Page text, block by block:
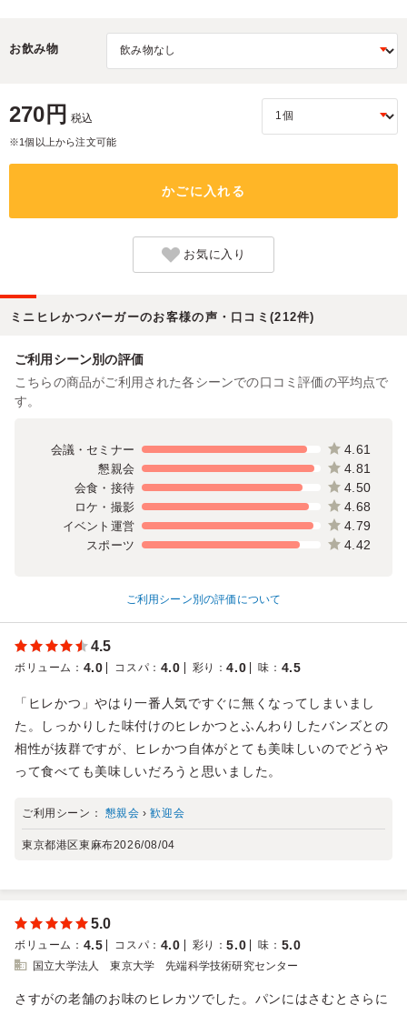
お飲み物
270円 税込
※1個以上から注文可能
かごに入れる
お気に入り
ミニヒレかつバーガーのお客様の声・口コミ(212件)
ご利用シーン別の評価
こちらの商品がご利用された各シーンでの口コミ評価の平均点で
す。
会議・セミナー 4.61
懇親会 4.81
会食・接待 4.50
ロケ・撮影 4.68
イベント運営 4.79
スポーツ 4.42
ご利用シーン別の評価について
4.5
ボリューム ： 4.0 コスパ ： 4.0 彩り ：4.0 味 ： 4.5
「ヒレかつ」やはり一番人気ですぐに無くなってしまいまし
た。しっかりした味付けのヒレかつとふんわりしたバンズとの
相性が抜群ですが、ヒレかつ自体がとても美味しいのでどうや
って食べても美味しいだろうと思いました。
ご利用シーン： 懇親会 ›歓迎会
東京都港区東麻布2026/08/04
5.0
ボリューム ： 4.5 コスパ ： 4.0 彩り ：5.0 味 ： 5.0
国立大学法人 東京大学 先端科学技術研究センター
さすがの老舗のお味のヒレカツでした。パンにはさむとさらに